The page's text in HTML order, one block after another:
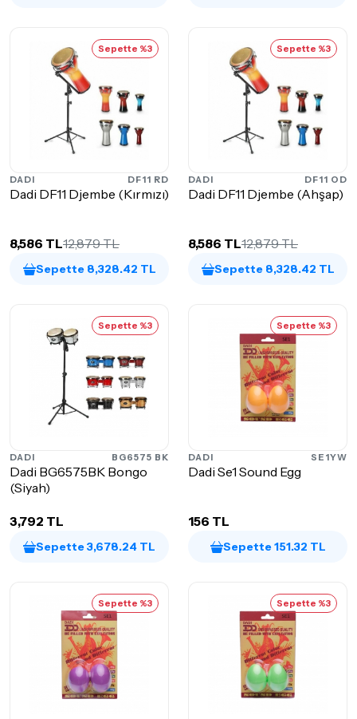
Sepette %3
DADI DF11 RD
Dadi DF11 Djembe (Kırmızı)
8,586 TL12,879 TL
Sepette 8,328.42 TL
Sepette %3
DADI DF11 OD
Dadi DF11 Djembe (Ahşap)
8,586 TL12,879 TL
Sepette 8,328.42 TL
Sepette %3
DADI BG6575 BK
Dadi BG6575BK Bongo
(Siyah)
3,792 TL
Sepette 3,678.24 TL
Sepette %3
DADI SE1YW
Dadi Se1 Sound Egg
156 TL
Sepette 151.32 TL
Sepette %3 Sepette %3